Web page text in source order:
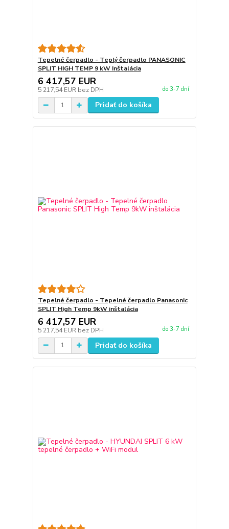
Tepelné čerpadlo - Teplý čerpadlo PANASONIC
SPLIT HIGH TEMP 9 kW Inštalácia
6 417,57 EUR
5 217,54 EUR bez DPH do 3-7 dní
Pridať do košíka
Tepelné čerpadlo - Tepelné čerpadlo Panasonic
SPLIT High Temp 9kW inštalácia
6 417,57 EUR
5 217,54 EUR bez DPH do 3-7 dní
Pridať do košíka